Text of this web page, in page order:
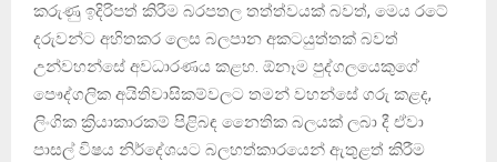
කරුණු ඉදිරිපත් කිරීම බරපතල තත්ත්වයක් බවත්, මෙය රටේ
දරුවන්ට අහිතකර ලෙස බලපාන අකටයුත්තක් බවත්
උන්වහන්සේ අවධාරණය කළහ. ඕනෑම පුද්ගලයෙකුගේ
පෞද්ගලික අයිතිවාසිකම්වලට තමන් වහන්සේ ගරු කළද,
ලිංගික ක්‍රියාකාරකම් පිළිබඳ නෛතික බලයක් ලබා දී ඒවා
පාසල් විෂය නිර්දේශයට බලහත්කාරයෙන් ඇතුළත් කිරීම